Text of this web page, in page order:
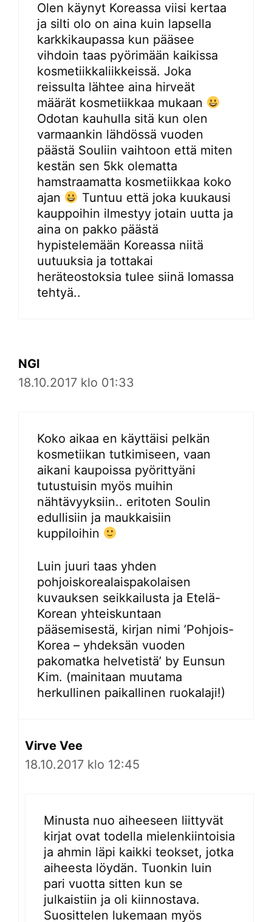
Olen käynyt Koreassa viisi kertaa
ja silti olo on aina kuin lapsella
karkkikaupassa kun pääsee
vihdoin taas pyörimään kaikissa
kosmetiikkaliikkeissä. Joka
reissulta lähtee aina hirveät
määrät kosmetiikkaa mukaan
Odotan kauhulla sitä kun olen
varmaankin lähdössä vuoden
päästä Souliin vaihtoon että miten
kestän sen 5kk olematta
hamstraamatta kosmetiikkaa koko
ajan
Tuntuu että joka kuukausi
kauppoihin ilmestyy jotain uutta ja
aina on pakko päästä
hypistelemään Koreassa niitä
uutuuksia ja tottakai
heräteostoksia tulee siinä lomassa
tehtyä..
NGl
18.10.2017 klo 01:33
Koko aikaa en käyttäisi pelkän
kosmetiikan tutkimiseen, vaan
aikani kaupoissa pyörittyäni
tutustuisin myös muihin
nähtävyyksiin.. eritoten Soulin
edullisiin ja maukkaisiin
kuppiloihin
Luin juuri taas yhden
pohjoiskorealaispakolaisen
kuvauksen seikkailusta ja Etelä-
Korean yhteiskuntaan
pääsemisestä, kirjan nimi ’Pohjois-
Korea – yhdeksän vuoden
pakomatka helvetistä’ by Eunsun
Kim. (mainitaan muutama
herkullinen paikallinen ruokalaji!)
Virve Vee
18.10.2017 klo 12:45
Minusta nuo aiheeseen liittyvät
kirjat ovat todella mielenkiintoisia
ja ahmin läpi kaikki teokset, jotka
aiheesta löydän. Tuonkin luin
pari vuotta sitten kun se
julkaistiin ja oli kiinnostava.
Suosittelen lukemaan myös